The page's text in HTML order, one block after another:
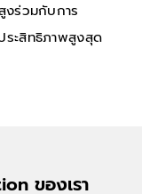
งร่วมกับการ
ระสิทธิภาพสูงสุด
ของเรา